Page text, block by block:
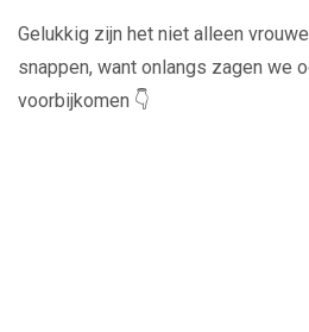
Gelukkig zijn het niet alleen
snappen, want onlangs zagen we
voorbijkomen 👇